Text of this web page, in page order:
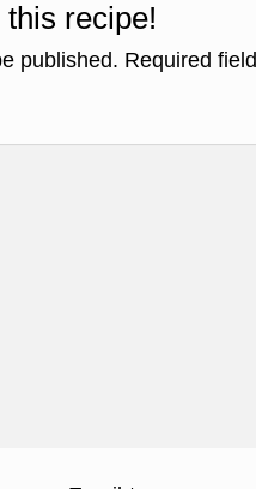
recipe!
published. Required